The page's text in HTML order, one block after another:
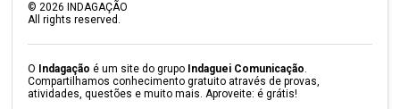
©2026 INDAGAÇÃO
All rights reserved.
O Indagação é um site do grupo Indaguei Comunicação.
Compartilhamos conhecimento gratuito através de provas,
atividades, questões e muito mais. Aproveite: é grátis!